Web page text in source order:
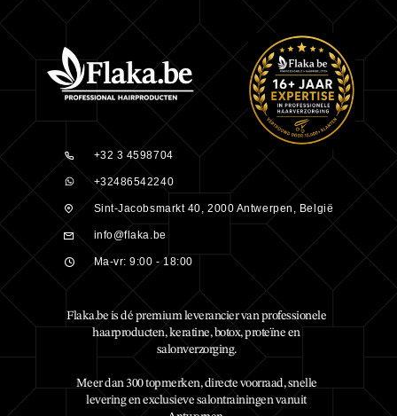
+32 3 4598704
+32486542240
Sint-Jacobsmarkt 40, 2000 Antwerpen, België
info@flaka.be
Ma-vr: 9:00 - 18:00
Flaka.be is dé premium leverancier van professionele
haarproducten, keratine, botox, proteïne en
salonverzorging.
Meer dan 300 topmerken, directe voorraad, snelle
levering en exclusieve salontrainingen vanuit